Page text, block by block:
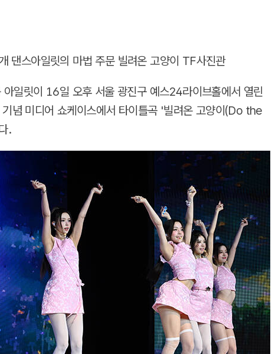
아일릿이 16일 오후 서울 광진구 예스24라이브홀에서 열린
념 미디어 쇼케이스에서 타이틀곡 '빌려온 고양이(Do the
.